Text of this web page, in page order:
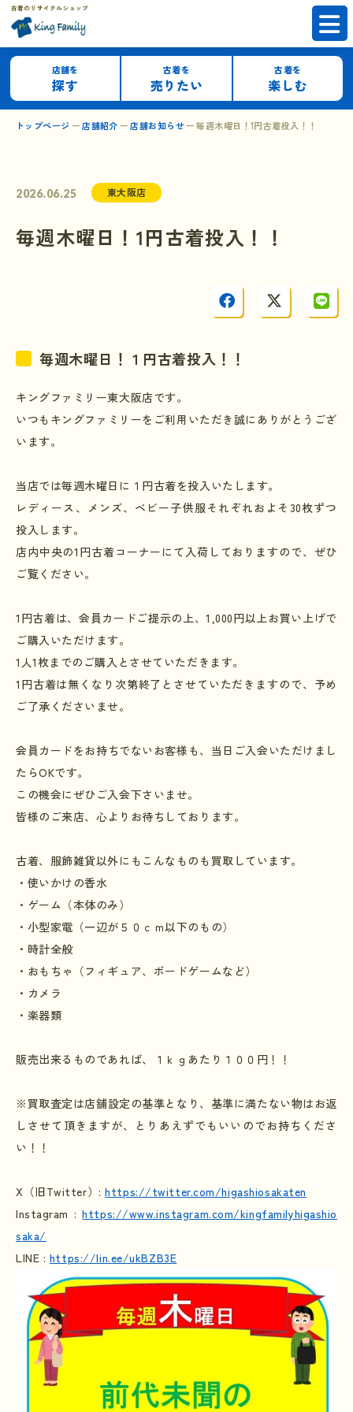
店舗を
探す
古着を
売りたい
古着を
楽しむ
トップページ 店舗紹介 店舗お知らせ 毎週木曜日！1円古着投入！！
2026.06.25 東大阪店
毎週木曜日！1円古着投入！！
毎週木曜日！１円古着投入！！
キングファミリー東大阪店です。
いつもキングファミリーをご利用いただき誠にありがとうござ
います。
当店では毎週木曜日に１円古着を投入いたします。
レディース、メンズ、ベビー子供服それぞれおよそ30枚ずつ
投入します。
店内中央の1 円古着コーナーにて入荷しておりますので、ぜひ
ご覧ください。
1 円古着は、会員カードご提示の上、1,000円以上お買い上げで
ご購入いただけます。
1 人1枚までのご購入とさせていただきます。
1 円古着は無くなり次第終了とさせていただきますので、予め
ご了承くださいませ。
会員カードをお持ちでないお客様も、当日ご入会いただけまし
たらOKです。
この機会にぜひご入会下さいませ。
皆様のご来店、心よりお待ちしております。
古着、服飾雑貨以外にもこんなものも買取しています。
・使いかけの香水
・ゲーム（本体のみ）
・小型家電（一辺が５０ｃｍ以下のもの）
・時計全般
・おもちゃ（フィギュア、ボードゲームなど）
・カメラ
・楽器類
販売出来るものであれば、１ｋｇあたり１００円！！
※買取査定は店舗設定の基準となり、基準に満たない物はお返
しさせて頂きますが、とりあえずでもいいのでお持ちくださ
い！！
X （旧Twitter） :https://twitter.com/higashiosakaten
Instagram :https://www.instagram.com/kingfamilyhigashio
saka/
LINE : https://lin.ee/ukBZB3E